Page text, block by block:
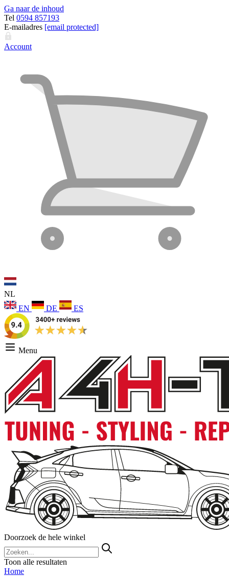
Ga naar de inhoud
Tel 0594 857193
E-mailadres [email protected]
Account
NL
EN
DE ES
Menu
Doorzoek de hele winkel
Toon alle resultaten
Home